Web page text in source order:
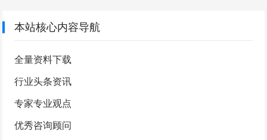
本站核心内容导航
全量资料下载
行业头条资讯
专家专业观点
优秀咨询顾问